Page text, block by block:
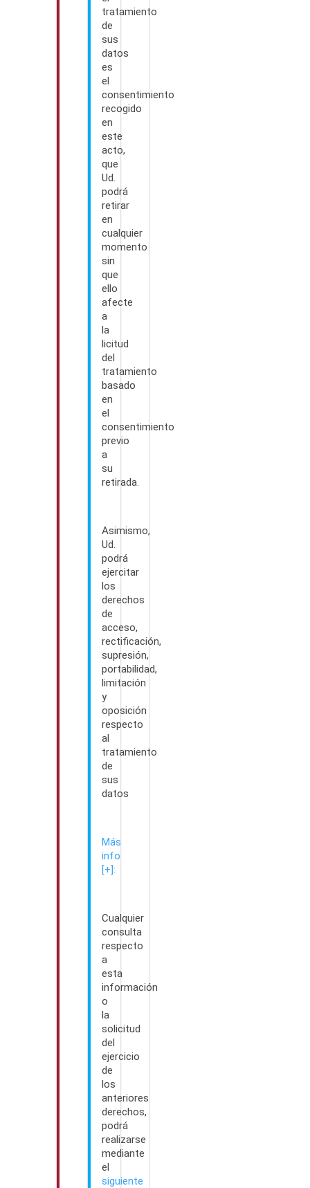
tratamiento
de
sus
datos
es
el
consentimiento
recogido
en
este
acto,
que
Ud.
podrá
retirar
en
cualquier
momento
sin
que
ello
afecte
a
la
licitud
del
tratamiento
basado
en
el
consentimiento
previo
a
su
retirada.
Asimismo,
Ud.
podrá
ejercitar
los
derechos
de
acceso,
rectificación,
supresión,
portabilidad,
limitación
y
oposición
respecto
al
tratamiento
de
sus
datos
Más
info
[+]:
Cualquier
consulta
respecto
a
esta
información
o
la
solicitud
del
ejercicio
de
los
anteriores
derechos,
podrá
realizarse
mediante
el
siguiente